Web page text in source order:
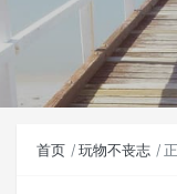
首页 玩物不丧志